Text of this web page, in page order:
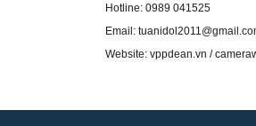
Hotline: 0989 041525
Email:
Website: vppdean.vn /